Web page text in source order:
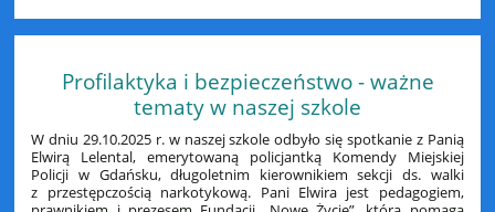
Profilaktyka i bezpieczeństwo - ważne
tematy w naszej szkole
W dniu 29.10.2025 r. w naszej szkole odbyło się spotkanie z Panią
Elwirą Lelental, emerytowaną policjantką Komendy Miejskiej
Policji w Gdańsku, długoletnim kierownikiem sekcji ds. walki
z przestępczością narkotykową. Pani Elwira jest pedagogiem,